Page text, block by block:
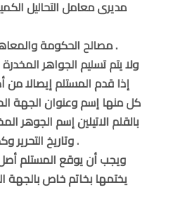
(ج ) مصالح الحكومة والمعاهد العلمية المعترف بها .
ولا يتم تسليم الجواهر
إذا قدم المستلم إيصالا
كل منها إسم وعنوان الجهة
بالقلم الاتيلين إسم الجوهر
وتاريخ التحرير وكذا الكمية بالأرقام والحروف .
ويجب أن يوقع المستلم
يختمها بخاتم خاص